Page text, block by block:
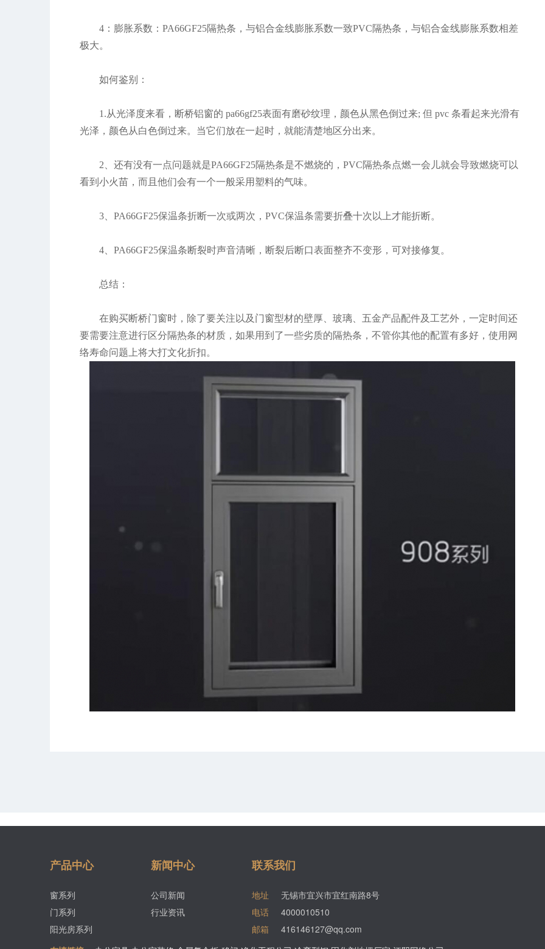
4：膨胀系数：PA66GF25隔热条，与铝合金线膨胀系数一致PVC隔热条，与铝合金线膨胀系数相差
极大。
如何鉴别：
1.从光泽度来看，断桥铝窗的 pa66gf25表面有磨砂纹理，颜色从黑色倒过来; 但 pvc 条看起来光滑有
光泽，颜色从白色倒过来。当它们放在一起时，就能清楚地区分出来。
2、还有没有一点问题就是PA66GF25隔热条是不燃烧的，PVC隔热条点燃一会儿就会导致燃烧可以
看到小火苗，而且他们会有一个一般采用塑料的气味。
3、PA66GF25保温条折断一次或两次，PVC保温条需要折叠十次以上才能折断。
4、PA66GF25保温条断裂时声音清晰，断裂后断口表面整齐不变形，可对接修复。
总结：
在购买断桥门窗时，除了要关注以及门窗型材的壁厚、玻璃、五金产品配件及工艺外，一定时间还
要需要注意进行区分隔热条的材质，如果用到了一些劣质的隔热条，不管你其他的配置有多好，使用网
络寿命问题上将大打文化折扣。
产品中心
窗系列
门系列
阳光房系列
新闻中心
公司新闻
行业资讯
联系我们
地址
无锡市宜兴市宜红南路8号
电话
4000010510
邮箱
416146127@qq.com